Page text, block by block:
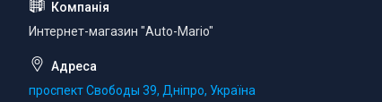
Интернет-магазин "Auto-Mario"
проспект Свободы 39, Дніпро, Україна